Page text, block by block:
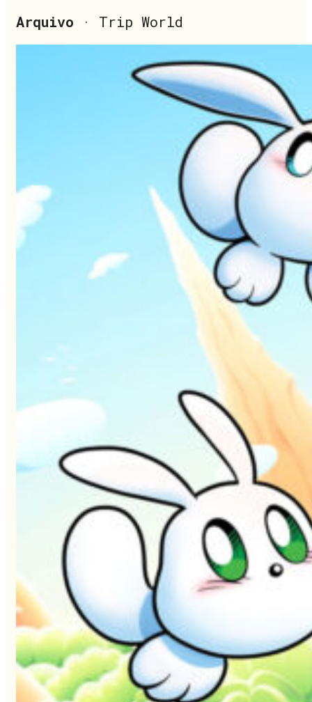
Arquivo · Trip World